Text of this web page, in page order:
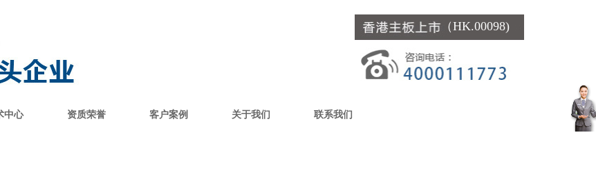
（HK.00098)
中心 资质荣誉 客户案例 关于我们 联系我们